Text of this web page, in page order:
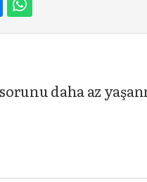
daha az